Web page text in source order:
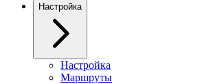
Настройка
Настройка
Маршруты